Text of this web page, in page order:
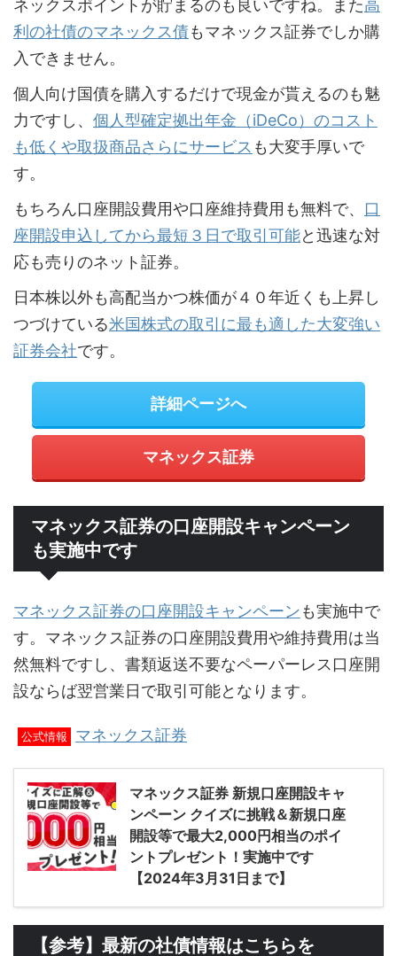
ネックスポイントが貯まるのも良いですね。また高
利の社債のマネックス債もマネックス証券でしか購
入できません。
個人向け国債を購入するだけで現金が貰えるのも魅
力ですし、 個人型確定拠出年金（iDeCo）のコスト
も低くや取扱商品さらにサービス も大変手厚いで
す。
もちろん口座開設費用や口座維持費用も無料で、 口
座開設申込してから最短３日で取引可能と迅速な対
応も売りのネット証券。
日本株以外も高配当かつ株価が４０年近くも上昇し
つづけている米国株式の取引に最も適した大変強い
証券会社です。
詳細ページへ
マネックス証券
マネックス証券の口座開設キャンペーン
も実施中です
マネックス証券の口座開設キャンペーンも実施中で
す。マネックス証券の口座開設費用や維持費用は当
然無料ですし、書類返送不要なペーパーレス口座開
設ならば翌営業日で取引可能となります。
公式情報 マネックス証券
マネックス証券 新規口座開設キャ
ンペーン クイズに挑戦＆新規口座
開設等で最大2,000円相当のポイ
ントプレゼント！実施中です
【2024年3月31日まで】
【参考】最新の社債情報はこちらを